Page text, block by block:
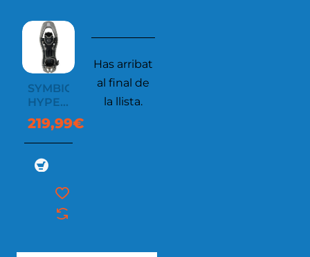
SYMBIOZ
HYPERFLEX
ORIGINAL
2
219,99€
Has arribat
al final de
la llista.